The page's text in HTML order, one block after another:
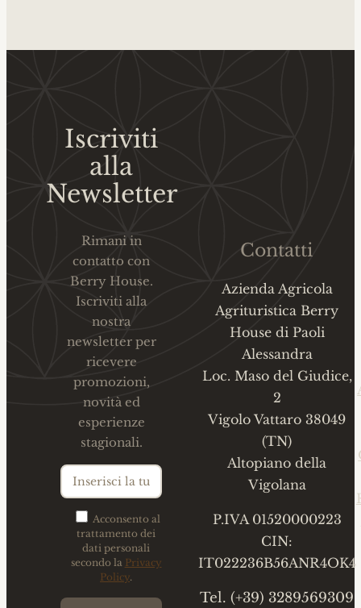
Iscriviti
alla
Newsletter
Rimani in
contatto con
Berry House.
Iscriviti alla
nostra
newsletter per
ricevere
promozioni,
novità ed
esperienze
stagionali.
Acconsento al
trattamento dei
dati personali
secondo la Privacy
Policy.
Contatti
Azienda Agricola
Agrituristica Berry
House di Paoli
Alessandra
Loc. Maso del Giudice,
2
Vigolo Vattaro 38049
(TN)
Altopiano della
Vigolana
P.IVA 01520000223
CIN:
IT022236B56ANR4OK4
Tel. (+39) 3289569309